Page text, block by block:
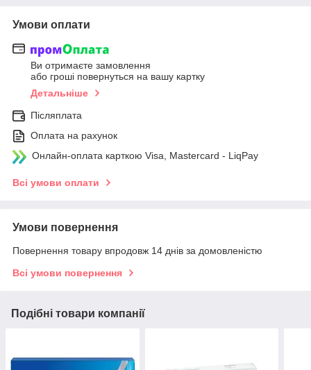
Умови оплати
Ви отримаєте замовлення
або гроші повернуться на вашу картку
Детальніше
Післяплата
Оплата на рахунок
Онлайн-оплата карткою Visa, Mastercard - LiqPay
Всі умови оплати
Умови повернення
Повернення товару впродовж 14 днів за домовленістю
Всі умови повернення
Подібні товари компанії